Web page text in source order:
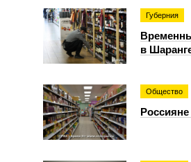
Губерния
в
Общество